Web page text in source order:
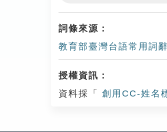
詞條來源：
教育部臺灣台語常用詞
授權資訊：
資料採「
創用CC-姓名